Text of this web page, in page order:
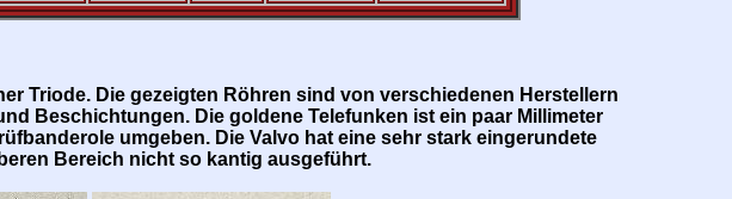
Triode. Die gezeigten Röhren sind von verschiedenen Herstellern
Beschichtungen. Die goldene Telefunken ist ein paar Millimeter
umgeben. Die Valvo hat eine sehr stark eingerundete
Bereich nicht so kantig ausgeführt.